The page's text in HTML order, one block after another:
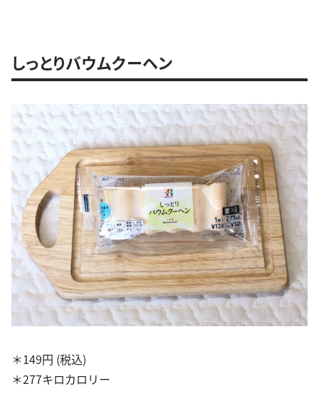
しっとりバウムクーヘン
＊149円 (税込)
＊277キロカロリー